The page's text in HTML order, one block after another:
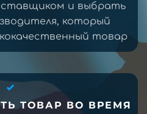
и выбрать
который
товар
ТОВАР ВО ВРЕМЯ